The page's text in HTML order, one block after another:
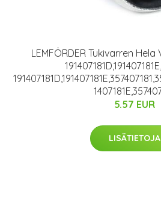
LEMFÖRDER Tukivarren Hela
5.57 EUR
LISÄTIETOJA